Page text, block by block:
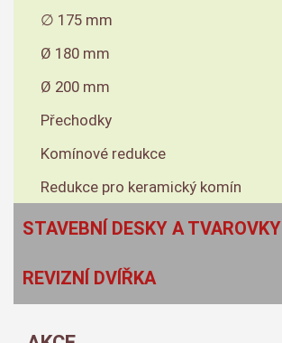
∅ 175 mm
Ø 180 mm
Ø 200 mm
Přechodky
Komínové redukce
Redukce pro keramický komín
STAVEBNÍ DESKY A TVAROVKY
REVIZNÍ DVÍŘKA